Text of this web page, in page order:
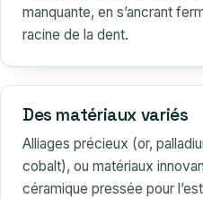
manquante, en s’ancrant
racine de la dent.
Des matériaux variés
Alliages précieux (or,
cobalt), ou matériaux
céramique pressée pour